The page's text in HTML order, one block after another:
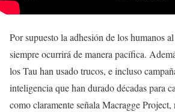
Por supuesto la adhesión de los humanos
siempre ocurrirá de manera pacífica.
los Tau han usado trucos, e incluso
inteligencia que han durado décadas para
como claramente señala Macragge Project,